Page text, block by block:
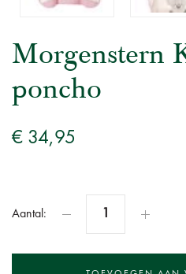
Morgenstern
poncho
€ 34,95
Aantal: